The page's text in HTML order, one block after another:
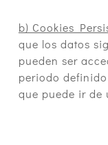
b) Cookies
que los datos
pueden ser
periodo
que puede ir de